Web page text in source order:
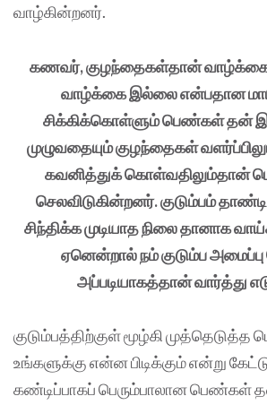
வாழ்கின்றனர்.
கணவர், குழந்தைகள்தான்
வாழ்க்கை இல்லை என்பதான
சிக்கிக்கொள்ளும் பெண்கள் தன்
முழுவதையும் குழந்தைகள்
கவனித்துக் கொள்வதிலும்தான்
செலவிடுகின்றனர். குடும்பம்
சிந்திக்க முடியாத நிலை தானாக
ஏனென்றால் நம் குடும்ப
அப்படியாகத்தான் வார்த்து
குடும்பத்திற்குள் மூழ்கி
உங்களுக்கு என்ன பிடிக்கும் என்று
கண்டிப்பாகப் பெரும்பாலான பெண்கள்